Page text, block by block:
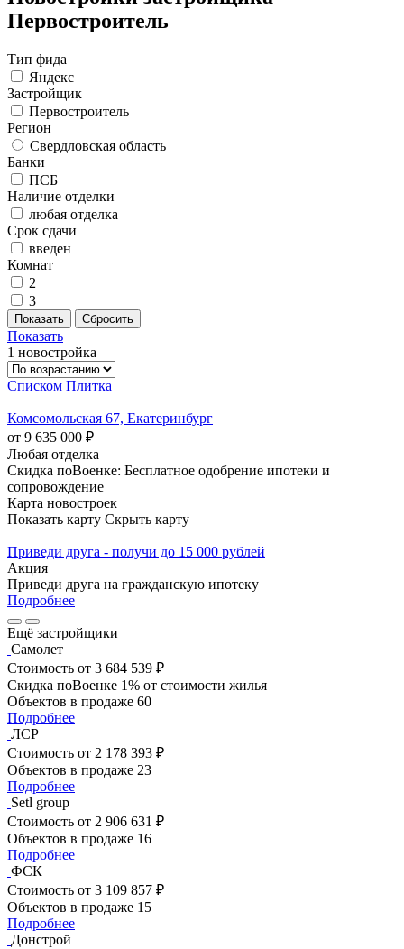
Первостроитель
Тип фида
Яндекс
Застройщик
Первостроитель
Регион
Свердловская область
Банки
ПСБ
Наличие отделки
любая отделка
Срок сдачи
введен
Комнат
2
3
Показать
1 новостройка
Списком Плитка
Комсомольская 67, Екатеринбург
от 9 635 000 ₽
Любая отделка
Скидка поВоенке: Бесплатное одобрение ипотеки и
сопровождение
Карта новостроек
Показать карту Скрыть карту
Приведи друга - получи до 15 000 рублей
Акция
Приведи друга на гражданскую ипотеку
Подробнее
Ещё застройщики
Самолет
Стоимость от 3 684 539 ₽
Скидка поВоенке 1% от стоимости жилья
Объектов в продаже 60
Подробнее
ЛСР
Стоимость от 2 178 393 ₽
Объектов в продаже 23
Подробнее
Setl group
Стоимость от 2 906 631 ₽
Объектов в продаже 16
Подробнее
ФСК
Стоимость от 3 109 857 ₽
Объектов в продаже 15
Подробнее
Донстрой